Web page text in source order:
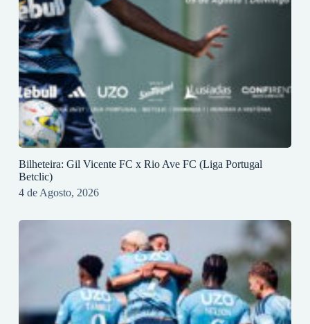
Bilheteira: Gil Vicente FC x Rio Ave FC (Liga Portugal
Betclic)
4 de Agosto, 2026